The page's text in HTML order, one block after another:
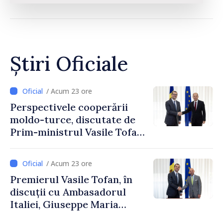
Știri Oficiale
/ Acum 23 ore
Perspectivele cooperării
moldo-turce, discutate de
Prim-ministrul Vasile Tofan
Uygar Mustafa Sertel
/ Acum 23 ore
Premierul Vasile Tofan, în
discuții cu Ambasadorul
Italiei, Giuseppe Maria